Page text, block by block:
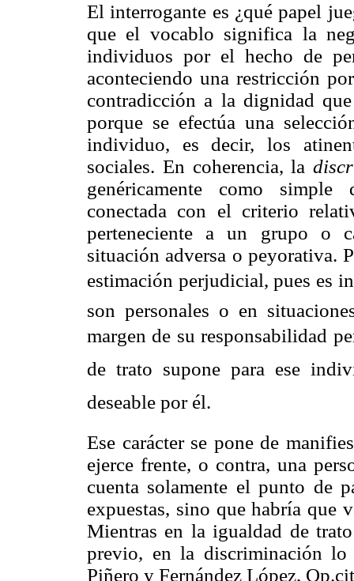
El interrogante es ¿qué papel
que el vocablo significa la
individuos por el hecho de
aconteciendo una restricción
contradicción a la dignidad
porque se efectúa una
individuo, es decir, los
sociales. En coherencia, la
genéricamente como simple
conectada con el criterio
perteneciente a un grupo o
situación adversa o peyorativa.
estimación perjudicial, pues es
son personales o en
margen de su responsabilidad
de trato supone para ese
deseable por él.
Ese carácter se pone de
ejerce frente, o contra, una
cuenta solamente el punto de
expuestas, sino que habría que
Mientras en la igualdad de
previo, en la discriminación
Piñero y Fernández López,